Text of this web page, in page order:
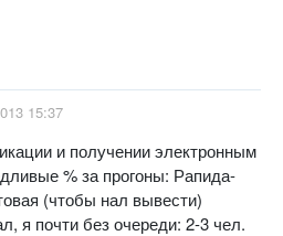
15:37
и получении электронным
% за прогоны: Рапида-
(чтобы нал вывести)
я почти без очереди: 2-3 чел.